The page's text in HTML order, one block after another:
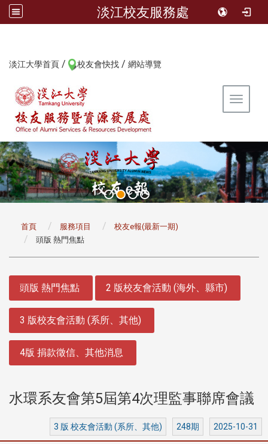
淡江校友服務處
淡江大學首頁 / 校友會快找 / 網站導覽
Toggle
首頁 服務項目
校友e報(最新一期)
頭版 熱門焦點
頭版 熱門焦點 2 版校友會活動 (海外、縣市)
3 版校友會活動 (系所、其他)
4版 捐款徵信、其他消息
水環系友會第5屆第4次理監事聯席會議
3 版 校友會活動 (系所、其他) 248期 2025-10-31